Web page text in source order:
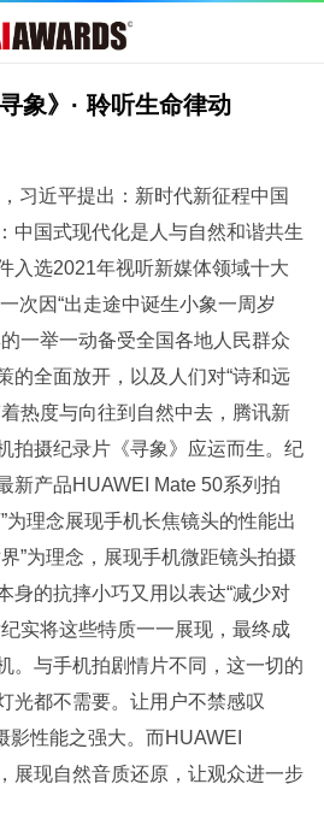
象》· 聆听生命律动
习近平提出：新时代新征程中国
中国式现代化是人与自然和谐共生
入选2021年视听新媒体领域十大
次因“出走途中诞生小象一周岁
一举一动备受全国各地人民群众
的全面放开，以及人们对“诗和远
热度与向往到自然中去，腾讯新
拍摄纪录片《寻象》应运而生。纪
新产品HUAWEI Mate 50系列拍
为理念展现手机长焦镜头的性能出
”为理念，展现手机微距镜头拍摄
身的抗摔小巧又用以表达“减少对
实将这些特质一一展现，最终成
。与手机拍剧情片不同，这一切的
光都不需要。让用户不禁感叹
影性能之强大。而HUAWEI
展现自然音质还原，让观众进一步